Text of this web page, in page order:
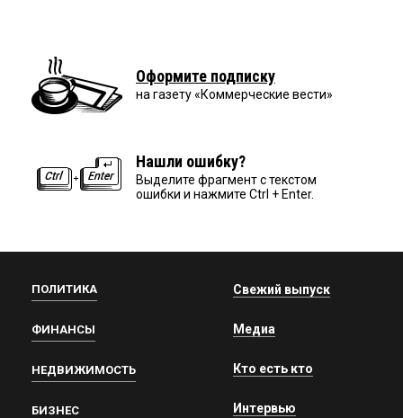
Оформите подписку
на газету «Коммерческие вести»
Нашли ошибку?
Выделите фрагмент с текстом
ошибки и нажмите Ctrl + Enter.
ПОЛИТИКА
ФИНАНСЫ
НЕДВИЖИМОСТЬ
БИЗНЕС
Свежий выпуск
Медиа
Кто есть кто
Интервью